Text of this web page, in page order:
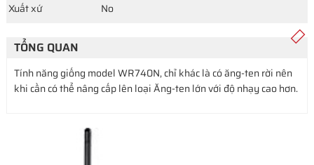
Xuất xứ No
TỔNG QUAN
Tính năng giống model WR740N, chỉ khác là có ăng-ten rời nên
khi cần có thể nâng cấp lên loại Ăng-ten lớn với độ nhạy cao hơn.